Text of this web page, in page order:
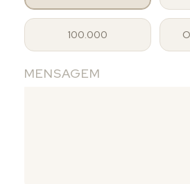
100.000
MENSAGEM